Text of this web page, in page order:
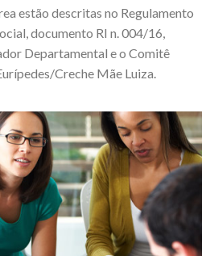
estão descritas no Regulamento
documento RI n. 004/16,
Departamental e o Comitê
Creche Mãe Luiza.